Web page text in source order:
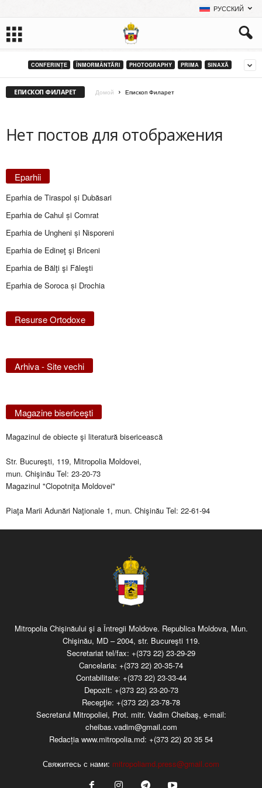
РУССКИЙ
CONFERINȚE ÎNMORMÂNTĂRI PHOTOGRAPHY PRIMA SINAXĂ
ЕПИСКОП ФИЛАРЕТ Домой Епископ Филарет
Нет постов для отображения
Eparhii
Eparhia de Tiraspol și Dubăsari
Eparhia de Cahul și Comrat
Eparhia de Ungheni și Nisporeni
Eparhia de Edineţ şi Briceni
Eparhia de Bălţi şi Făleşti
Eparhia de Soroca și Drochia
Resurse Ortodoxe
Arhiva - Site vechi
Magazine bisericeşti
Magazinul de obiecte şi literatură bisericească
Str. Bucureşti, 119, Mitropolia Moldovei,
mun. Chişinău Tel: 23-20-73
Magazinul "Clopotniţa Moldovei"
Piaţa Marii Adunări Naţionale 1, mun. Chişinău Tel: 22-61-94
Mitropolia Chişinăului şi a Întregii Moldove. Republica Moldova, Mun.
Chişinău, MD – 2004, str. Bucureşti 119.
Secretariat tel/fax: +(373 22) 23-29-29
Cancelaria: +(373 22) 20-35-74
Contabilitate: +(373 22) 23-33-44
Depozit: +(373 22) 23-20-73
Recepţie: +(373 22) 23-78-78
Secretarul Mitropoliei, Prot. mitr. Vadim Cheibaş, e-mail:
cheibas.vadim@gmail.com
Redacția www.mitropolia.md: +(373 22) 20 35 54
Свяжитесь с нами: mitropoliamd.press@gmail.com